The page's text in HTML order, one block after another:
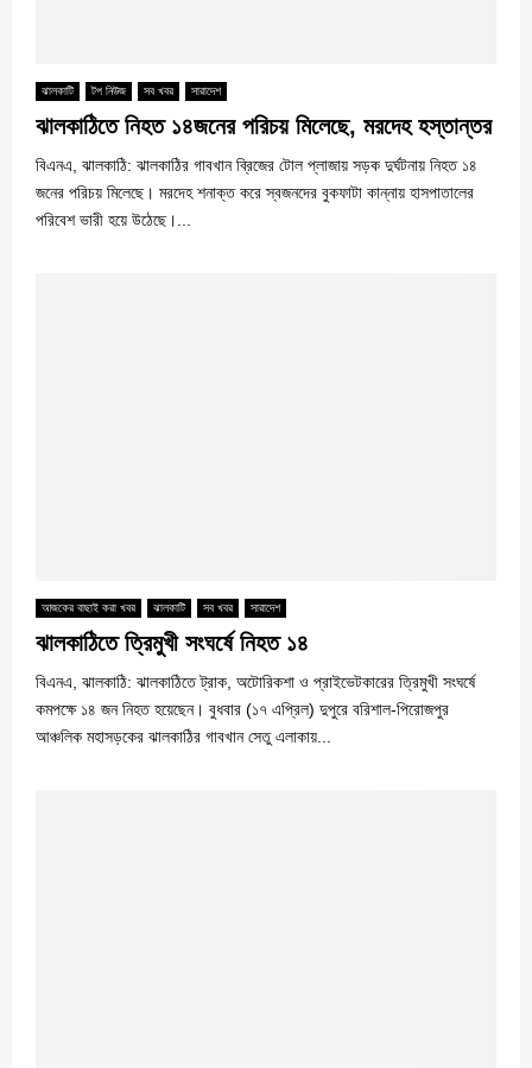
ঝালকাটি টপ নিউজ সব খবর সারাদেশ
ঝালকাঠিতে নিহত ১৪জনের পরিচয় মিলেছে, মরদেহ হস্তান্তর
বিএনএ, ঝালকাঠি: ঝালকাঠির গাবখান ব্রিজের টোল প্লাজায় সড়ক দুর্ঘটনায় নিহত ১৪
জনের পরিচয় মিলেছে। মরদেহ শনাক্ত করে স্বজনদের বুকফাটা কান্নায় হাসপাতালের
পরিবেশ ভারী হয়ে উঠেছে।...
আজকের বাছাই করা খবর ঝালকাটি সব খবর সারাদেশ
ঝালকাঠিতে ত্রিমুখী সংঘর্ষে নিহত ১৪
বিএনএ, ঝালকাঠি: ঝালকাঠিতে ট্রাক, অটোরিকশা ও প্রাইভেটকারের ত্রিমুখী সংঘর্ষে
কমপক্ষে ১৪ জন নিহত হয়েছেন। বুধবার (১৭ এপ্রিল) দুপুরে বরিশাল-পিরোজপুর
আঞ্চলিক মহাসড়কের ঝালকাঠির গাবখান সেতু এলাকায়...